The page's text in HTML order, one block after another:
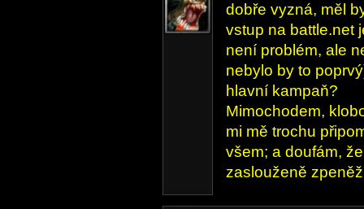
dobře vyzná, měl
vstup na battle.net
není problém, ale
nebylo by to
hlavní kampaň?
Mimochodem,
mi mě trochu
všem; a doufám,
zaslouženě